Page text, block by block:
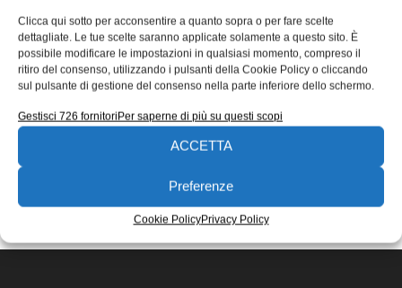
Clicca qui sotto per acconsentire a quanto sopra o per fare scelte
dettagliate. Le tue scelte saranno applicate solamente a questo sito. È
possibile modificare le impostazioni in qualsiasi momento, compreso il
ritiro del consenso, utilizzando i pulsanti della Cookie Policy o cliccando
sul pulsante di gestione del consenso nella parte inferiore dello schermo.
Gestisci 726 fornitoriPer saperne di più su questi scopi
ACCETTA
Preferenze
Cookie PolicyPrivacy Policy
EDICOLA WEB
ISCRIVITI ALLA NEWSLETTER